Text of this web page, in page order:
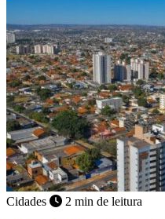
Cidades 2 min de leitura